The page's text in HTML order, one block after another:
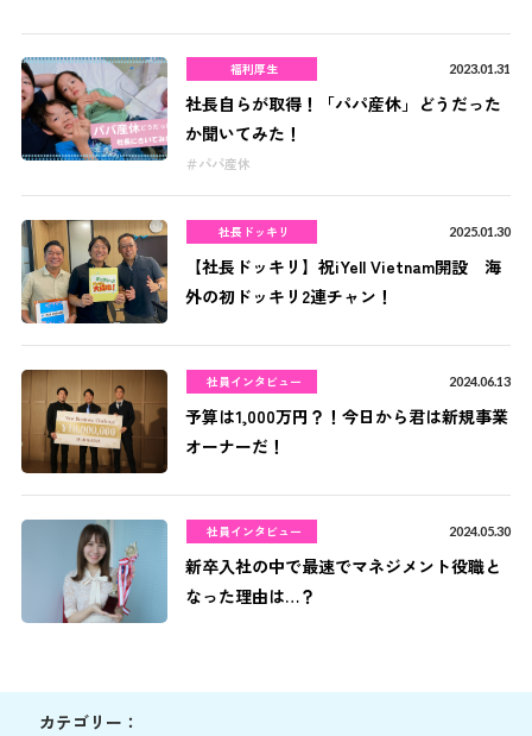
福利厚生 2023.01.31
社長自らが取得！「パパ産休」どうだった
か聞いてみた！
パパ産休
社長ドッキリ 2025.01.30
【社長ドッキリ】祝iYell Vietnam開設 海
外の初ドッキリ2連チャン！
社員インタビュー 2024.06.13
予算は1,000万円？！今日から君は新規事業
オーナーだ！
社員インタビュー 2024.05.30
新卒入社の中で最速でマネジメント役職と
なった理由は…？
カテゴリー：